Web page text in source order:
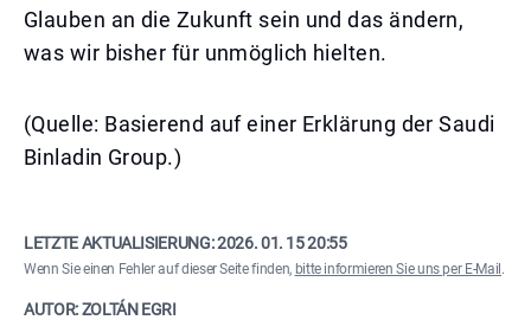
Glauben an die Zukunft sein und das ändern,
was wir bisher für unmöglich hielten.
(Quelle: Basierend auf einer Erklärung der Saudi
Binladin Group.)
LETZTE AKTUALISIERUNG:2026. 01. 15 20:55
Wenn Sie einen Fehler auf dieser Seite finden, bitte informieren Sie uns per E-Mail .
AUTOR: ZOLTÁN EGRI